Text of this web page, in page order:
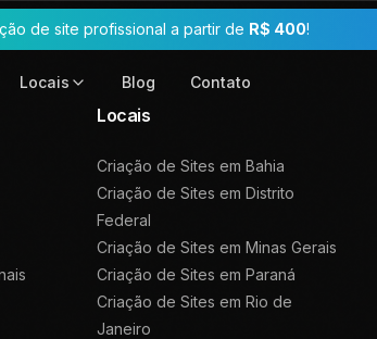
de site profissional a partir de R$ 400!
Locais Blog Contato
Locais
Criação de Sites emBahia
Criação de Sites emDistrito
Federal
Criação de Sites emMinas Gerais
Criação de Sites emParaná
Criação de Sites emRio de
Janeiro